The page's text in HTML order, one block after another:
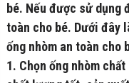
bé. Nếu được sử dụng
toàn cho bé. Dưới đây
ống nhòm an toàn cho
1. Chọn ống nhòm